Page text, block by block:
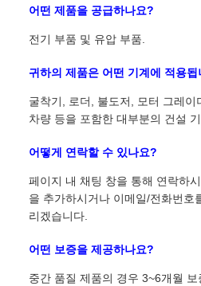
어떤 제품을 공급하나요?
전기 부품 및 유압 부품.
귀하의 제품은 어떤 기계에 적용됩
굴착기, 로더, 불도저, 모터 그레이
차량 등을 포함한 대부분의 건설
어떻게 연락할 수 있나요?
페이지 내 채팅 창을 통해 연락하
을 추가하시거나 이메일/전화번호
리겠습니다.
어떤 보증을 제공하나요?
중간 품질 제품의 경우 3~6개월